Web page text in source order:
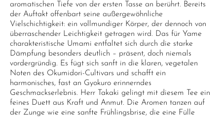
aromatischen Tiefe von der ersten Tasse an berührt. Bereits
der Auftakt offenbart seine außergewöhnliche
Vielschichtigkeit: ein vollmundiger Körper, der dennoch von
überraschender Leichtigkeit getragen wird. Das für Yame
charakteristische Umami entfaltet sich durch die starke
Dämpfung besonders deutlich – präsent, doch niemals
vordergründig. Es fügt sich sanft in die klaren, vegetalen
Noten des Okumidori-Cultivars und schafft ein
harmonisches, fast an Gyokuro erinnerndes
Geschmackserlebnis. Herr Takaki gelingt mit diesem Tee ein
feines Duett aus Kraft und Anmut. Die Aromen tanzen auf
der Zunge wie eine sanfte Frühlingsbrise, die eine Fülle